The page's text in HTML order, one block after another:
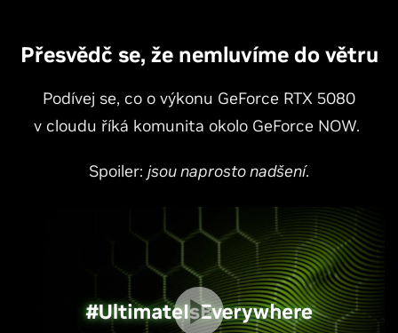
Přesvědč se, že nemluvíme do větru
Podívej se, co o výkonu GeForce RTX 5080
v cloudu říká komunita okolo GeForce NOW.
Spoiler: jsou naprosto nadšení.